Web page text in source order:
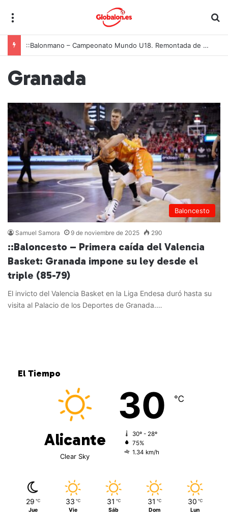
::Balonmano – Campeonato Mundo U18. Remontada de carácter para unas Guerreras Juveniles que ya sueñan con las medallas
Granada
Baloncesto
Samuel Samora 9 de noviembre de 2025 290
::Baloncesto – Primera caída del Valencia
Basket: Granada impone su ley desde el
triple (85-79)
El invicto del Valencia Basket en la Liga Endesa duró hasta su
visita al Palacio de los Deportes de Granada.…
El Tiempo
Alicante
Clear Sky
30 ℃
30º - 28º
75%
1.34 km/h
29 ℃
Jue
33 ℃
Vie
31 ℃
Sáb
31 ℃
Dom
30 ℃
Lun